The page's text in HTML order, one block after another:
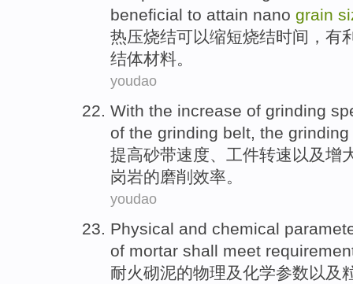
beneficial to attain nano grain
热压烧结可以缩短烧结时间 ， 有
结体材料。
youdao
With the increase of grinding
of the grinding belt, the
提高砂带速度、工件转速以及增
岗岩的磨削 效率。
youdao
Physical and chemical
of mortar shall meet
耐火砌泥的物理 及化学参数以及